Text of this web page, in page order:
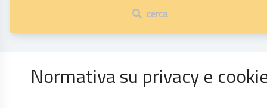
cerca
Normativa su privacy e